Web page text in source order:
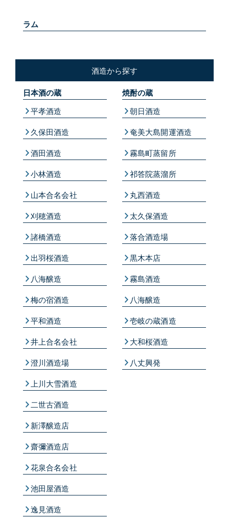
ラム
酒造から探す
日本酒の蔵
平孝酒造
久保田酒造
酒田酒造
小林酒造
山本合名会社
刈穂酒造
諸橋酒造
出羽桜酒造
八海醸造
梅の宿酒造
平和酒造
井上合名会社
澄川酒造場
上川大雪酒造
二世古酒造
新澤醸造店
齋彌酒造店
花泉合名会社
池田屋酒造
逸見酒造
焼酎の蔵
朝日酒造
奄美大島開運酒造
霧島町蒸留所
祁答院蒸溜所
丸西酒造
太久保酒造
落合酒造場
黒木本店
霧島酒造
八海醸造
壱岐の蔵酒造
大和桜酒造
八丈興発